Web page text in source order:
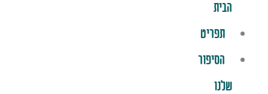
הבית
תפריט
הסיפור
שלנו